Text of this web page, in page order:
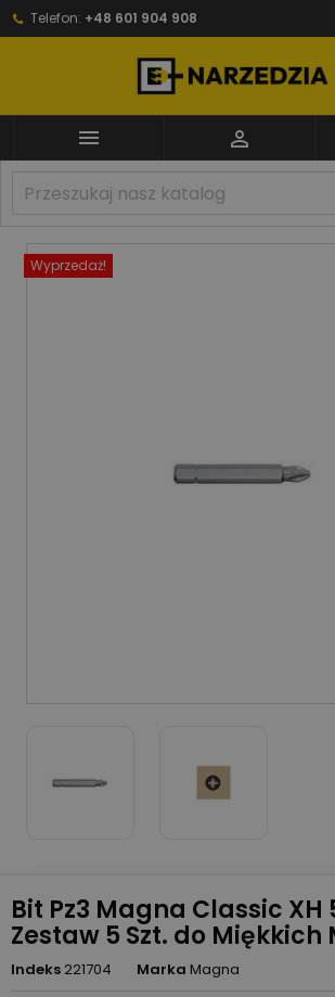
Telefon: +48 601 904 908
 
Wyprzedaż!
Bit Pz3 Magna Classic XH
Zestaw 5 Szt. do Miękkich
Indeks 221704 Marka Magna